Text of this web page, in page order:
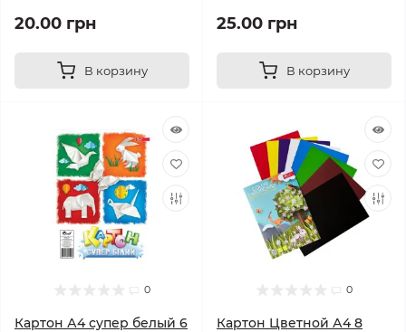
20.00 грн
В корзину
25.00 грн
В корзину
0
Картон А4 супер белый 6
0
Картон Цветной А4 8